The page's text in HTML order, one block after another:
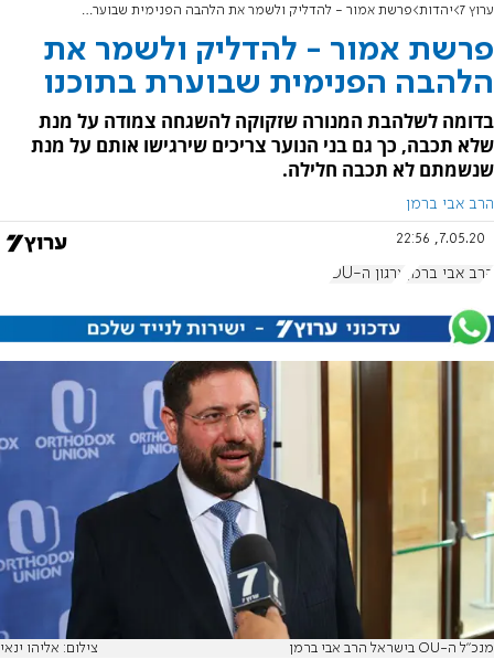
ערוץ 7 יהדות פרשת אמור - להדליק ולשמר את הלהבה הפנימית שבוערת בתוכנו
פרשת אמור - להדליק ולשמר את
הלהבה הפנימית שבוערת בתוכנו
בדומה לשלהבת המנורה שזקוקה להשגחה צמודה על מנת
שלא תכבה, כך גם בני הנוער צריכים שירגישו אותם על מנת
שנשמתם לא תכבה חלילה.
הרב אבי ברמן
7.05.20, 22:56
הרב אבי ברמן ארגון ה-OU
מנכ"ל ה-OU בישראל הרב אבי ברמן צילום: אליהו ינאי